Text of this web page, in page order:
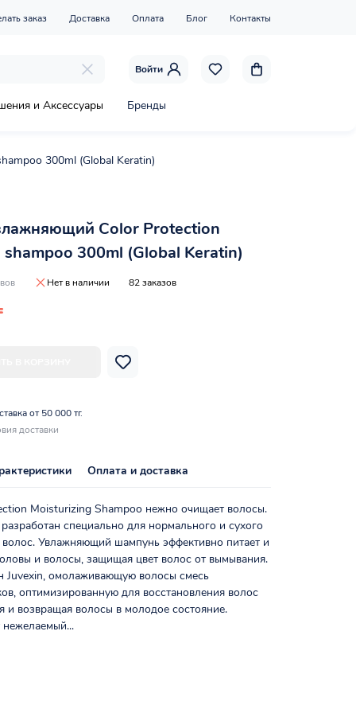
заказ Доставка Оплата Блог Контакты
Войти
и Аксессуары Бренды
300ml (Global Keratin)
Color Protection
300ml (Global Keratin)
Нет в наличии 82 заказов
от 50 000 тг.
доставки
Оплата и доставка
Moisturizing Shampoo нежно очищает волосы.
специально для нормального и сухого
Увлажняющий шампунь эффективно питает и
и волосы, защищая цвет волос от вымывания.
Juvexin, омолаживающую волосы смесь
оптимизированную для восстановления волос
и возвращая волосы в молодое состояние.